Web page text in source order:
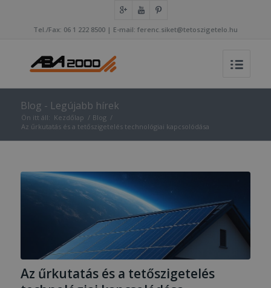
Tel./Fax: 06 1 222 8500 | E-mail: ferenc.siket@tetoszigetelo.hu
Blog - Legújabb hírek
Ön itt áll: Kezdőlap / Blog /
Az űrkutatás és a tetőszigetelés technológiai kapcsolódása
Az űrkutatás és a tetőszigetelés